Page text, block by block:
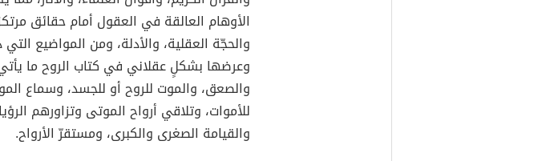
الأوهام العالقة في العقول أمام حقائق
والحجّة العقلية، والأدلة، ومن المواضيع التي
وعرضها بشكلٍ عقلاني في كتاب الروح ما
والصعق، والموت للروح أو للجسد، وسماع
للأموات، وتلاقي أرواح الموتى وتزاورهم
والقيامة الصغرى والكبرى، ومستقرّ الأرواح.